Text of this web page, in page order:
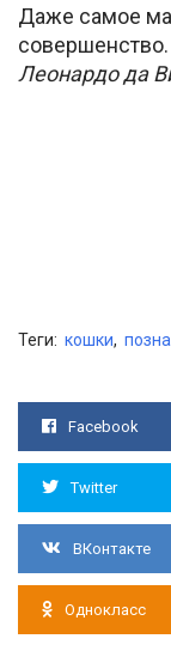
Даже самое
совершенство.
Леонардо да
Теги: кошки,
Facebook
Twitter
ВКонтакте
Однокласс